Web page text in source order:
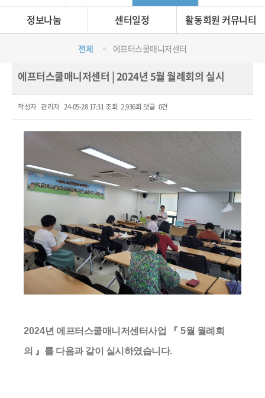
전체 에프터스쿨매니저센터
정보나눔
센터일정 활동회원 커뮤니티
에프터스쿨매니저센터 | 2024년 5월 월례회의 실시
작성자 관리자 24-05-28 17:31조회 2,936회 댓글 0건
2024년 에프터스쿨매니저센터사업 『 5월 월례회
의
』 를 다음과 같이 실시하였습니다.